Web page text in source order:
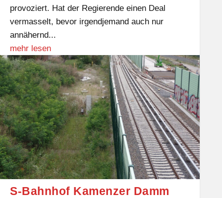
provoziert. Hat der Regierende einen Deal
vermasselt, bevor irgendjemand auch nur
annähernd...
mehr lesen
S-Bahnhof Kamenzer Damm